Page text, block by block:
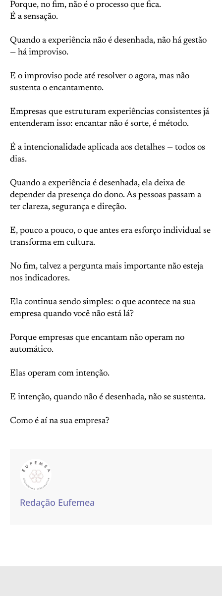
Porque, no fim, não é o processo que fica.
É a sensação.
Quando a experiência não é desenhada, não há gestão
— há improviso.
E o improviso pode até resolver o agora, mas não
sustenta o encantamento.
Empresas que estruturam experiências consistentes já
entenderam isso: encantar não é sorte, é método.
É a intencionalidade aplicada aos detalhes — todos os
dias.
Quando a experiência é desenhada, ela deixa de
depender da presença do dono. As pessoas passam a
ter clareza, segurança e direção.
E, pouco a pouco, o que antes era esforço individual se
transforma em cultura.
No fim, talvez a pergunta mais importante não esteja
nos indicadores.
Ela continua sendo simples: o que acontece na sua
empresa quando você não está lá?
Porque empresas que encantam não operam no
automático.
Elas operam com intenção.
E intenção, quando não é desenhada, não se sustenta.
Como é aí na sua empresa?
Redação Eufemea